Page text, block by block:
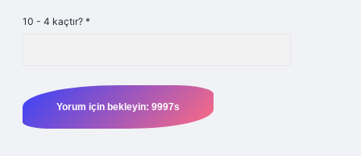
10 - 4 kaçtır? *